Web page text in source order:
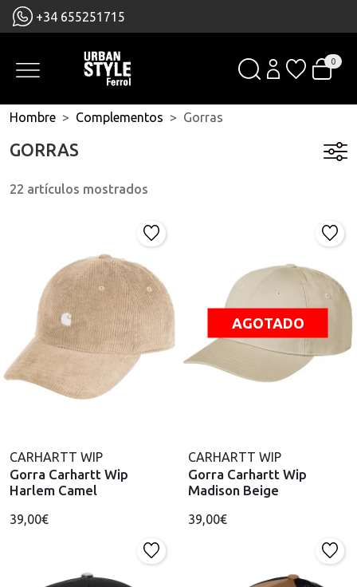
+34 655251715
0
Hombre Complementos Gorras
GORRAS
22 artículos mostrados
CARHARTT WIP
Gorra Carhartt Wip
Harlem Camel
39,00€
AGOTADO
CARHARTT WIP
Gorra Carhartt Wip
Madison Beige
39,00€